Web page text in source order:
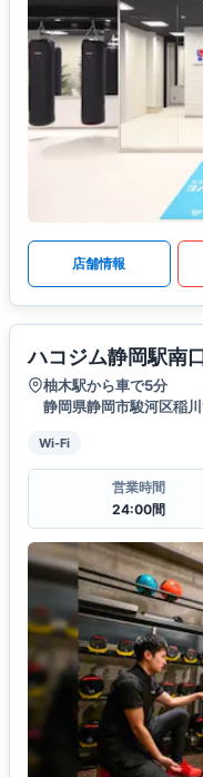
店舗情報
ハコジム静岡駅南
柚木駅から車で5分
静岡県静岡市駿河区稲
Wi-Fi
営業時間
24:00間